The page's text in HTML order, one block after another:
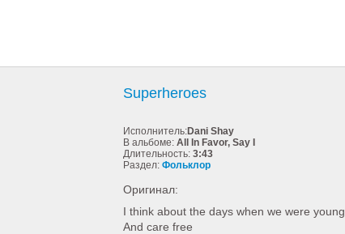
Superheroes
Исполнитель:Dani Shay
В альбоме: All In Favor, Say I
Длительность: 3:43
Раздел: Фольклор
Оригинал:
I think about the days when we were young
And care free